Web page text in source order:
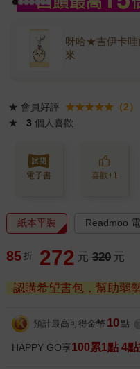
呀哈★吉伊卡哇
來
★ 會員好評
★★★★★（2）
★
3 個人喜歡
電子書 喜歡+1
紙本平裝 Readmoo
85 折 272 元 320 元
認購希望書包，幫助弱
預計最高可得金幣 10 點
HAPPY GO享100累1點 4